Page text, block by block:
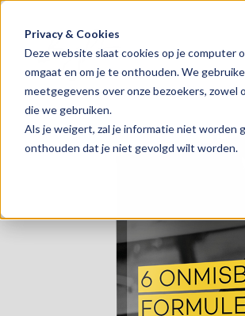
Privacy & Cookies
Deze website slaat cookies op je computer
omgaat en om je te onthouden. We
meetgegevens over onze bezoekers, zowel
die we gebruiken.
Als je weigert, zal je informatie niet worden
onthouden dat je niet gevolgd wilt worden.